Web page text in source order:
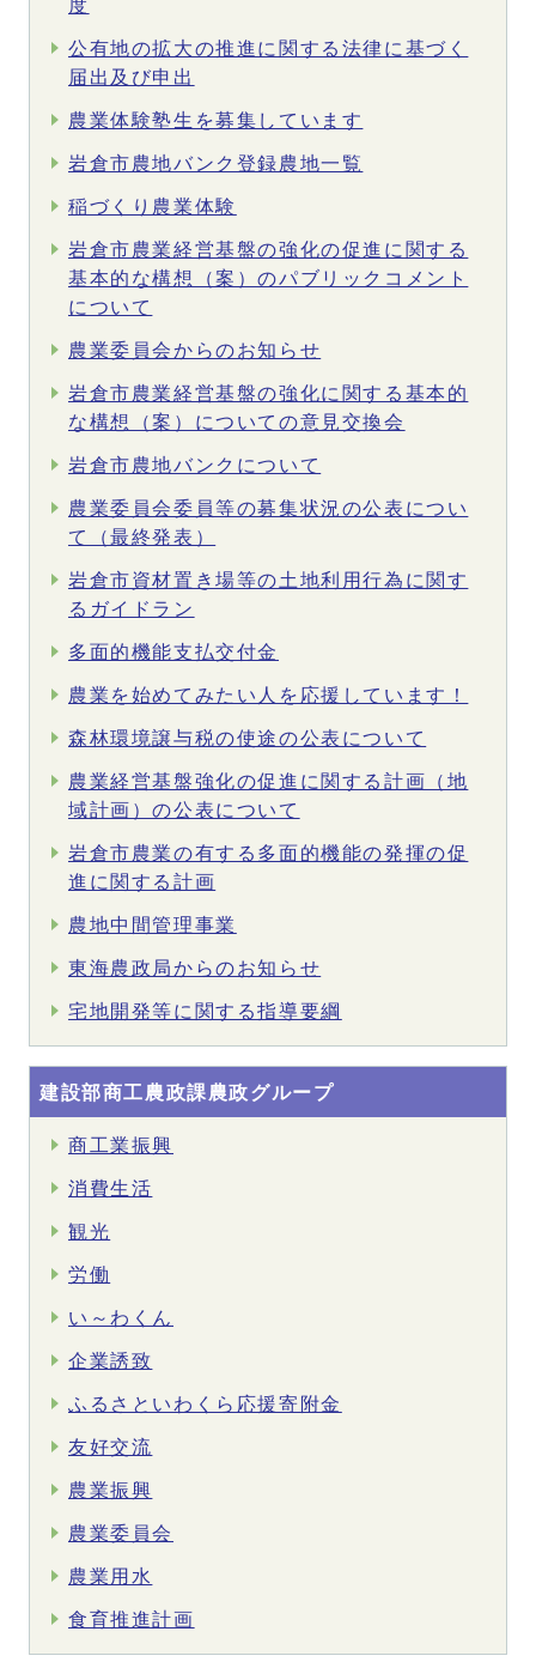
度
公有地の拡大の推進に関する法律に基づく
届出及び申出
農業体験塾生を募集しています
岩倉市農地バンク登録農地一覧
稲づくり農業体験
岩倉市農業経営基盤の強化の促進に関する
基本的な構想（案）のパブリックコメント
について
農業委員会からのお知らせ
岩倉市農業経営基盤の強化に関する基本的
な構想（案）についての意見交換会
岩倉市農地バンクについて
農業委員会委員等の募集状況の公表につい
て（最終発表）
岩倉市資材置き場等の土地利用行為に関す
るガイドラン
多面的機能支払交付金
農業を始めてみたい人を応援しています！
森林環境譲与税の使途の公表について
農業経営基盤強化の促進に関する計画（地
域計画）の公表について
岩倉市農業の有する多面的機能の発揮の促
進に関する計画
農地中間管理事業
東海農政局からのお知らせ
宅地開発等に関する指導要綱
建設部商工農政課農政グループ
商工業振興
消費生活
観光
労働
い～わくん
企業誘致
ふるさといわくら応援寄附金
友好交流
農業振興
農業委員会
農業用水
食育推進計画